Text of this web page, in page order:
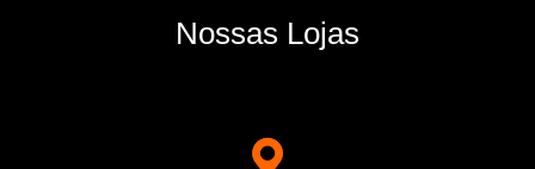
Nossas Lojas